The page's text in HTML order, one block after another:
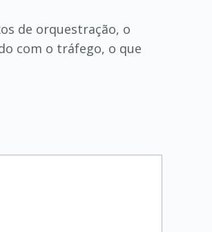
de orquestração, o
com o tráfego, o que